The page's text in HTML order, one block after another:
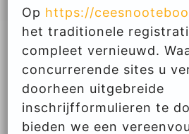
Op https://
het traditionele
compleet vernieuwd.
concurrerende sites u
doorheen uitgebreide
inschrijfformulieren te
bieden we een